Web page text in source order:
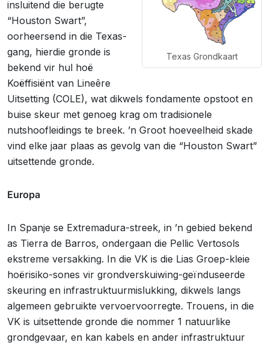
Texas Grondkaart
insluitend die berugte
“Houston Swart”,
oorheersend in die Texas-
gang, hierdie gronde is
bekend vir hul hoë
Koëffisiënt van Lineêre
Uitsetting (COLE), wat dikwels fondamente opstoot en
buise skeur met genoeg krag om tradisionele
nutshoofleidings te breek. ’n Groot hoeveelheid skade
vind elke jaar plaas as gevolg van die “Houston Swart”
uitsettende gronde.
Europa
In Spanje se Extremadura-streek, in ’n gebied bekend
as Tierra de Barros, ondergaan die Pellic Vertosols
ekstreme versakking. In die VK is die Lias Groep-kleie
hoërisiko-sones vir grondverskuiwing-geïnduseerde
skeuring en infrastruktuurmislukking, dikwels langs
algemeen gebruikte vervoervoorregte. Trouens, in die
VK is uitsettende gronde die nommer 1 natuurlike
grondgevaar, en kan kabels en ander infrastruktuur